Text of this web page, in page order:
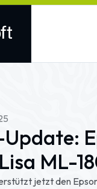
Lisa ML-
jetztden